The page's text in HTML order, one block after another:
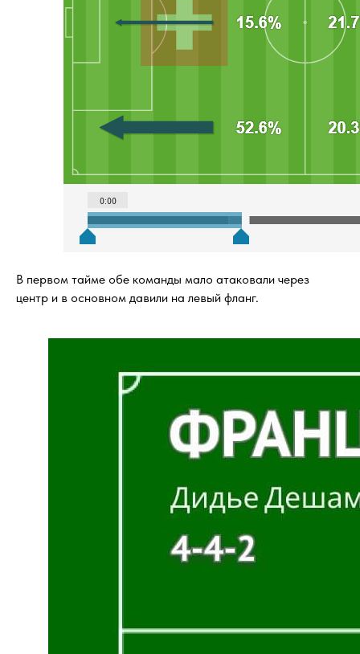
В первом тайме обе команды мало атаковали через
центр и в основном давили на левый фланг.